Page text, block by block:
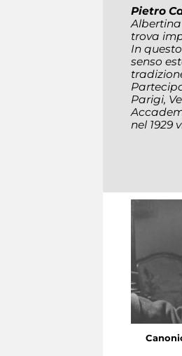
Pietro
trova
In
senso
Parigi,
nel 1929